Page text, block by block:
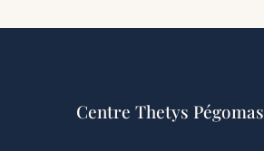
Centre Thetys Pégomas